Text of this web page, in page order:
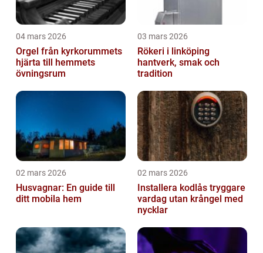
04 mars 2026
Orgel från kyrkorummets
hjärta till hemmets
övningsrum
03 mars 2026
Rökeri i linköping
hantverk, smak och
tradition
02 mars 2026
Husvagnar: En guide till
ditt mobila hem
02 mars 2026
Installera kodlås tryggare
vardag utan krångel med
nycklar